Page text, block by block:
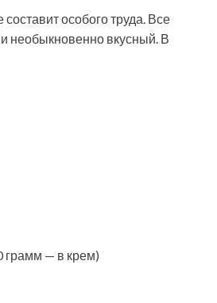
особого труда. Все
необыкновенно вкусный. В
грамм — в крем)